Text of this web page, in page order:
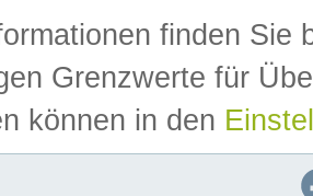
finden Sie
Grenzwerte für
können in den